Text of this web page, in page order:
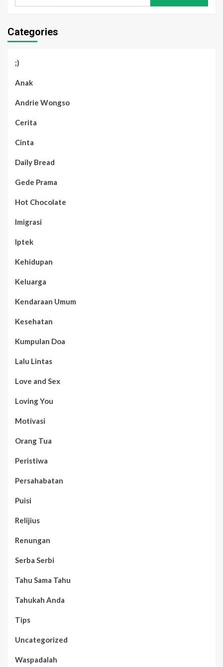
Categories
;)
Anak
Andrie Wongso
Cerita
Cinta
Daily Bread
Gede Prama
Hot Chocolate
Imigrasi
Iptek
Kehidupan
Keluarga
Kendaraan Umum
Kesehatan
Kumpulan Doa
Lalu Lintas
Love and Sex
Loving You
Motivasi
Orang Tua
Peristiwa
Persahabatan
Puisi
Relijius
Renungan
Serba Serbi
Tahu Sama Tahu
Tahukah Anda
Tips
Uncategorized
Waspadalah